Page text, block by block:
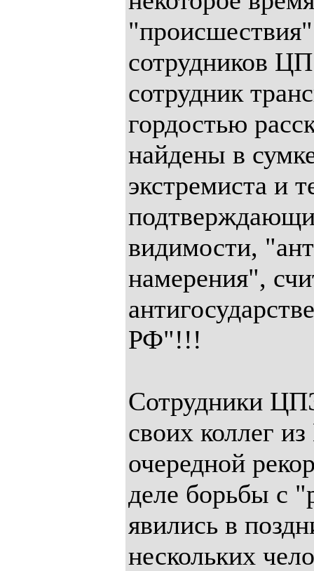
сотрудников
сотрудник
гордостью
найдены в
экстремиста и
видимости,
намерения",
РФ"!!!
Сотрудники
своих коллег
очередной
деле борьбы с
явились в
нескольких